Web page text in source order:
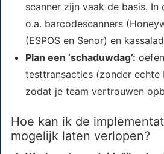
scanner zijn vaak de basis. In
o.a. barcodescanners
(ESPOS en Senor) en
Plan een ‘schaduwdag’:
testtransacties (zonder echte
zodat je team vertrouwen
Hoe kan ik de
mogelijk laten verlopen?